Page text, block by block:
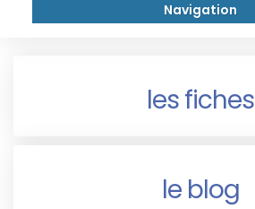
Navigation
les fiches
le blog